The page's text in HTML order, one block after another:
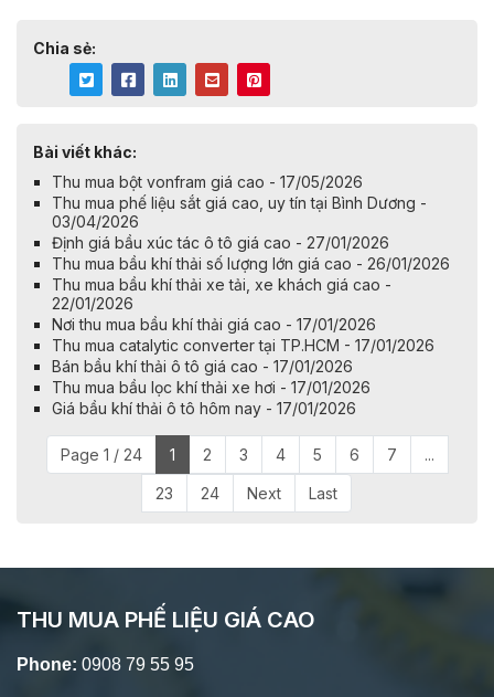
Chia sẻ:
Bài viết khác:
Thu mua bột vonfram giá cao - 17/05/2026
Thu mua phế liệu sắt giá cao, uy tín tại Bình Dương -
03/04/2026
Định giá bầu xúc tác ô tô giá cao - 27/01/2026
Thu mua bầu khí thải số lượng lớn giá cao - 26/01/2026
Thu mua bầu khí thải xe tải, xe khách giá cao -
22/01/2026
Nơi thu mua bầu khí thải giá cao - 17/01/2026
Thu mua catalytic converter tại TP.HCM - 17/01/2026
Bán bầu khí thải ô tô giá cao - 17/01/2026
Thu mua bầu lọc khí thải xe hơi - 17/01/2026
Giá bầu khí thải ô tô hôm nay - 17/01/2026
Page 1 / 24 1 2 3 4 5 6 7 ...
23 24 Next Last
THU MUA PHẾ LIỆU GIÁ CAO
Phone: 0908 79 55 95